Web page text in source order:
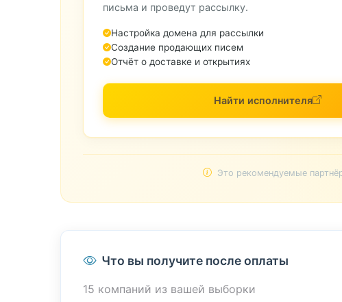
письма и проведут рассылку.
Настройка домена для рассылки
Создание продающих писем
Отчёт о доставке и открытиях
Найти исполнителя
Это рекомендуемые
Что вы получите после оплаты
15 компаний из вашей выборки